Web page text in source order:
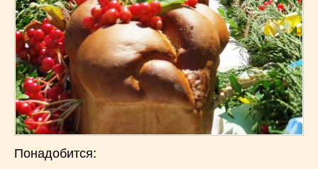
Понадобится: